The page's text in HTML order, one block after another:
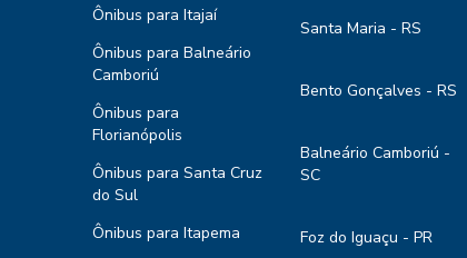
Ônibus para Itajaí
Ônibus para Balneário
Camboriú
Ônibus para
Florianópolis
Ônibus para Santa Cruz
do Sul
Ônibus para Itapema
Santa Maria - RS
Bento Gonçalves - RS
Balneário Camboriú -
SC
Foz do Iguaçu - PR